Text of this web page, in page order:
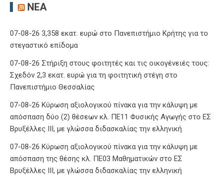
ΝΈΑ
07-08-26 3,358 εκατ. ευρώ στο Πανεπιστήμιο Κρήτης για το
στεγαστικό επίδομα
07-08-26 Στήριξη στους φοιτητές και τις οικογένειές τους:
Σχεδόν 2,3 εκατ. ευρώ για τη φοιτητική στέγη στο
Πανεπιστήμιο Θεσσαλίας
07-08-26 Κύρωση αξιολογικού πίνακα για την κάλυψη με
απόσπαση δύο (2) θέσεων κλ. ΠΕ11 Φυσικής Αγωγής στο ΕΣ
Βρυξέλλες ΙΙΙ, με γλώσσα διδασκαλίας την ελληνική
07-08-26 Κύρωση αξιολογικού πίνακα για την κάλυψη με
απόσπαση της θέσης κλ. ΠΕ03 Μαθηματικών στο ΕΣ
Βρυξέλλες ΙΙΙ, με γλώσσα διδασκαλίας την ελληνική